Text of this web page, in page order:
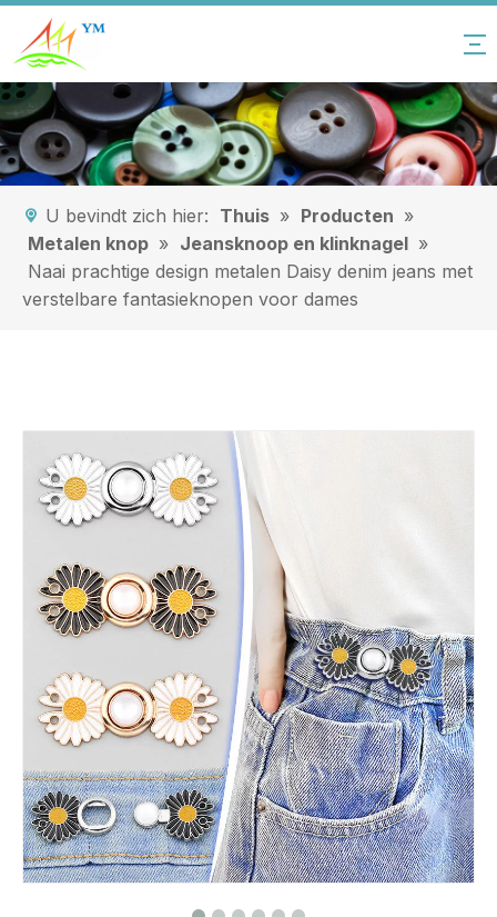
U bevindt zich hier: Thuis » Producten »
Metalen knop » Jeansknoop en klinknagel »
Naai prachtige design metalen Daisy denim jeans met
verstelbare fantasieknopen voor dames